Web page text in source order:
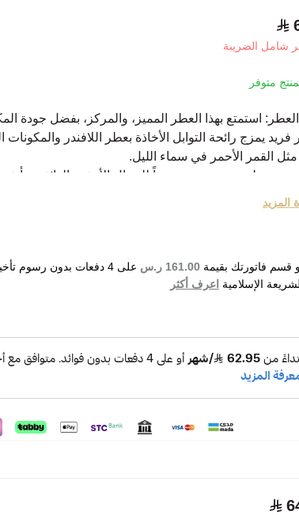
شامل الضريبة
متوفر
استمتع بهذا العطر المميز، والمركز، بفضل جودة
يمزج رائحة التوابل الأخاذة بعطر اللافندر والمكونات
مثل القمر الأحمر في سماء الليل.
عطرية صممت خصيصاً للرجال الأنيقين الواثقين
عن الماركة:
ديور هو مصمم فرنسي، وأحد رواد صناعة الموضة
المزيد
قسم فاتورتك بقيمة 161.00 ر.س على 4 دفعات بدون رسوم
الإسلامية اعرف أكثر